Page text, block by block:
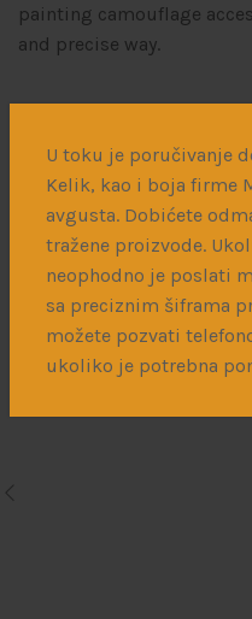
U toku je poručivanje
Kelik, kao i boja firme
avgusta. Dobićete
tražene proizvode.
neophodno je poslati
sa preciznim šiframa
možete pozvati
ukoliko je potrebna
painting camouflage
and precise way.
Povezani
French Blue
рсд